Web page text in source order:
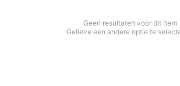
Geen resultaten voor dit item
Gelieve een andere optie te